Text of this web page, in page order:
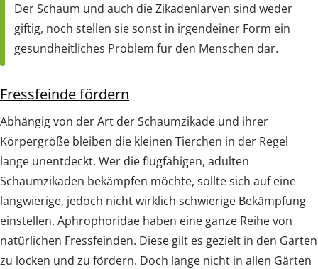
Der Schaum und auch die Zikadenlarven sind weder
giftig, noch stellen sie sonst in irgendeiner Form ein
gesundheitliches Problem für den Menschen dar.
Fressfeinde fördern
Abhängig von der Art der Schaumzikade und ihrer
Körpergröße bleiben die kleinen Tierchen in der Regel
lange unentdeckt. Wer die flugfähigen, adulten
Schaumzikaden bekämpfen möchte, sollte sich auf eine
langwierige, jedoch nicht wirklich schwierige Bekämpfung
einstellen. Aphrophoridae haben eine ganze Reihe von
natürlichen Fressfeinden. Diese gilt es gezielt in den Garten
zu locken und zu fördern. Doch lange nicht in allen Gärten